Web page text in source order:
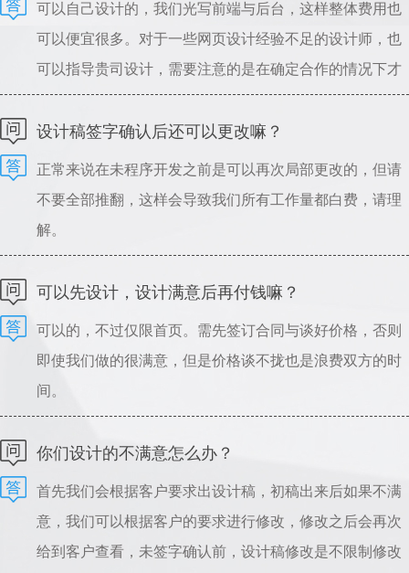
可以自己设计的，我们光写前端与后台，这样整体费用也
可以便宜很多。对于一些网页设计经验不足的设计师，也
可以指导贵司设计，需要注意的是在确定合作的情况下才
可以指导设计，请理解。
设计稿签字确认后还可以更改嘛？
正常来说在未程序开发之前是可以再次局部更改的，但请
不要全部推翻，这样会导致我们所有工作量都白费，请理
解。
可以先设计，设计满意后再付钱嘛？
可以的，不过仅限首页。需先签订合同与谈好价格，否则
即使我们做的很满意，但是价格谈不拢也是浪费双方的时
间。
你们设计的不满意怎么办？
首先我们会根据客户要求出设计稿，初稿出来后如果不满
意，我们可以根据客户的要求进行修改，修改之后会再次
给到客户查看，未签字确认前，设计稿修改是不限制修改